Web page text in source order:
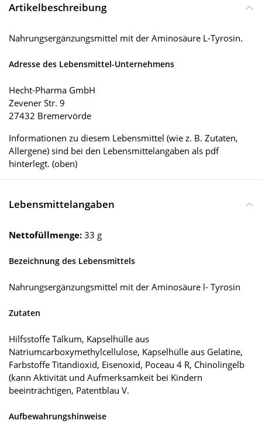
Artikelbeschreibung
Nahrungsergänzungsmittel mit der Aminosäure L-Tyrosin.
Adresse des Lebensmittel-Unternehmens
Hecht-Pharma GmbH
Zevener Str. 9
27432 Bremervörde
Informationen zu diesem Lebensmittel (wie z. B. Zutaten,
Allergene) sind bei den Lebensmittelangaben als pdf
hinterlegt. (oben)
Lebensmittelangaben
Nettofüllmenge: 33 g
Bezeichnung des Lebensmittels
Nahrungsergänzungsmittel mit der Aminosäure l- Tyrosin
Zutaten
Hilfsstoffe Talkum, Kapselhülle aus
Natriumcarboxymethylcellulose, Kapselhülle aus Gelatine,
Farbstoffe Titandioxid, Eisenoxid, Poceau 4 R, Chinolingelb
(kann Aktivität und Aufmerksamkeit bei Kindern
beeinträchtigen, Patentblau V.
Aufbewahrungshinweise